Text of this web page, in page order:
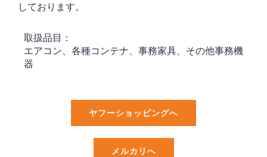
しております。
取扱品目：
エアコン、各種コンテナ、事務家具、 その他事務機
器
ヤフーショッピングへ
メルカリへ